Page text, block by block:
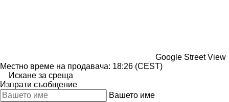
Google Street View
Местно време на продавача: 18:26 (CEST)
Искане за среща
Изпрати съобщение
Вашето име